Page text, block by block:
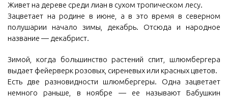
Живет на дереве среди лиан в сухом тропическом лесу.
Зацветает на родине в июне, а в это время в северном
полушарии начало зимы, декабрь. Отсюда и народное
название — декабрист.
Зимой, когда большинство растений спит, шлюмбергера
выдает фейерверк розовых, сиреневых или красных цветов.
Есть две разновидности шлюмбергеры. Одна зацветает
немного раньше, в ноябре — ее называют Бабушкин